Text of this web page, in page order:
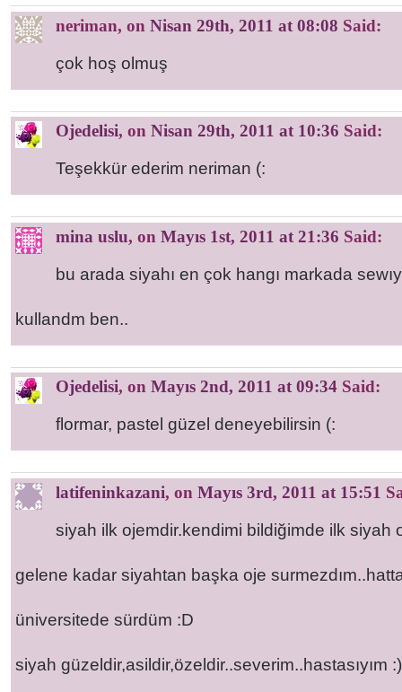
neriman, on Nisan 29th, 2011 at 08:08 Said:
çok hoş olmuş
Ojedelisi, on Nisan 29th, 2011 at 10:36 Said:
Teşekkür ederim neriman (:
mina uslu, on Mayıs 1st, 2011 at 21:36 Said:
bu arada siyahı en çok hangı markada
kullandm ben..
Ojedelisi, on Mayıs 2nd, 2011 at 09:34 Said:
flormar, pastel güzel deneyebilirsin (:
latifeninkazani, on Mayıs 3rd, 2011 at 15:51
siyah ilk ojemdir.kendimi bildiğimde ilk siyah
gelene kadar siyahtan başka oje
üniversitede sürdüm :D
siyah güzeldir,asildir,özeldir..severim..hastasıyım :)